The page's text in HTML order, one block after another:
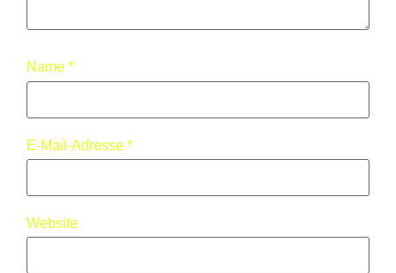
Name *
E-Mail-Adresse *
Website